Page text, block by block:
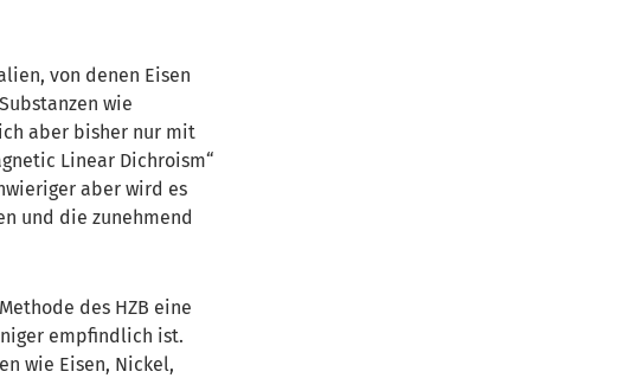
von denen Eisen
wie
aber bisher nur mit
Linear Dichroism“
aber wird es
und die zunehmend
des HZB eine
empfindlich ist.
wie Eisen, Nickel,